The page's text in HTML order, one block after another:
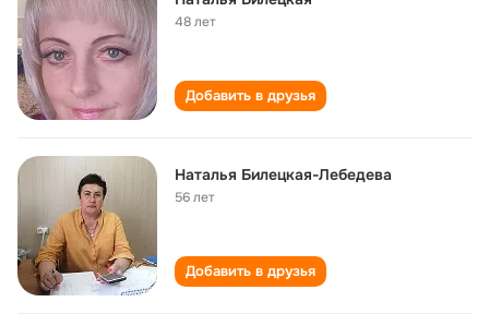
48 лет
Добавить в друзья
Наталья Билецкая-Лебедева
56 лет
Добавить в друзья